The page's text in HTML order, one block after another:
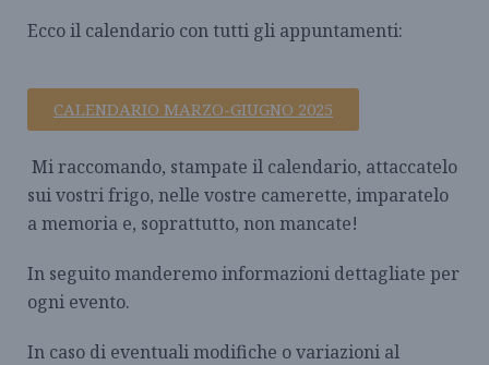
Ecco il calendario con tutti gli appuntamenti:
CALENDARIO MARZO-GIUGNO 2025
Mi raccomando, stampate il calendario, attaccatelo
sui vostri frigo, nelle vostre camerette, imparatelo
a memoria e, soprattutto, non mancate!
In seguito manderemo informazioni dettagliate per
ogni evento.
In caso di eventuali modifiche o variazioni al